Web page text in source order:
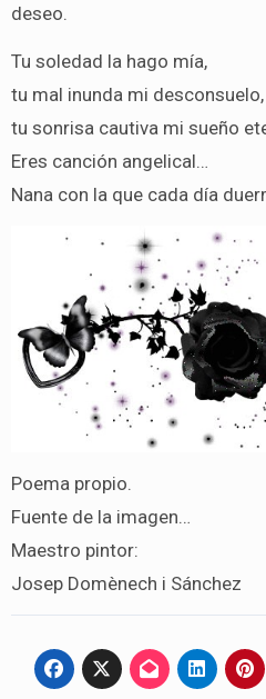
deseo.
Tu soledad la hago mía,
tu mal inunda mi desconsuelo,
tu sonrisa cautiva mi sueño
Eres canción angelical…
Nana con la que cada día
Poema propio.
Fuente de la imagen…
Maestro pintor:
Josep Domènech i Sánchez